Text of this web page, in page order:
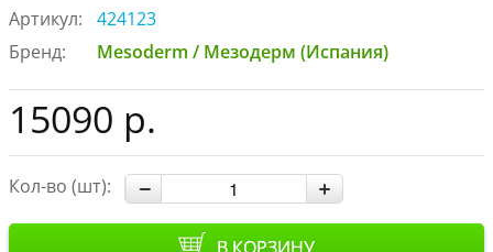
Артикул:
424123
Бренд:
Mesoderm / Мезодерм (Испания)
15090 р.
Кол-во (шт):